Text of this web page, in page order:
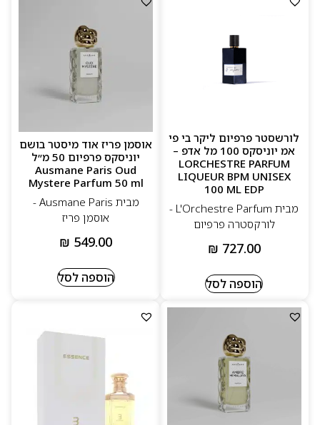
לורשסטר פרפיום ליקר בי פי
אמ יוניסקס 100 מל אדפ –
LORCHESTRE PARFUM
LIQUEUR BPM UNISEX
100 ML EDP
מבית L'Orchestre Parfum -
לורקסטרה פרפיום
₪ 727.00
הוספה לסל
אוסמן פריז אוד מיסטר בושם
יוניסקס פרפיום 50 מ״ל
Ausmane Paris Oud
Mystere Parfum 50 ml
מבית Ausmane Paris -
אוסמן פריז
₪ 549.00
הוספה לסל